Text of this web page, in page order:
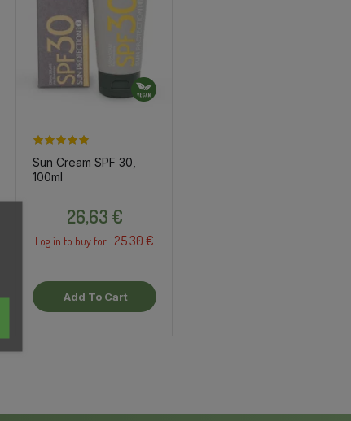
Sun Cream SPF 30,
100ml
26,63 €
Log in to buy for : 25.30 €
Add To Cart